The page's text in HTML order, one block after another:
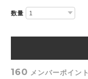
数量
160 メンバーポイント